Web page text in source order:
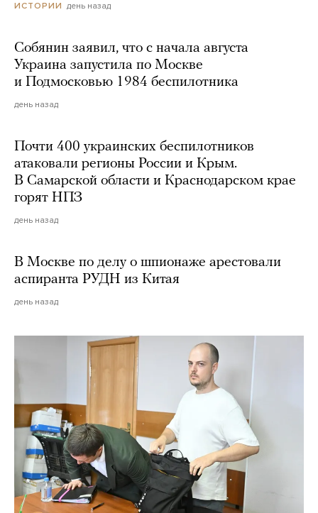
ИСТОРИИ день назад
Собянин заявил, что с начала августа
Украина запустила по Москве
и Подмосковью 1984 беспилотника
день назад
Почти 400 украинских беспилотников
атаковали регионы России и Крым.
В Самарской области и Краснодарском крае
горят НПЗ
день назад
В Москве по делу о шпионаже арестовали
аспиранта РУДН из Китая
день назад